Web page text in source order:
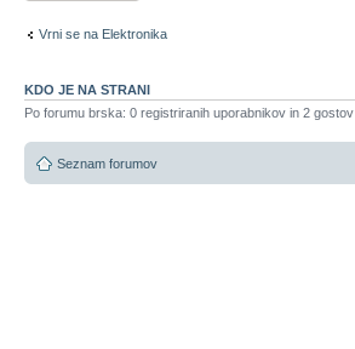
Vrni se na Elektronika
KDO JE NA STRANI
Po forumu brska: 0 registriranih uporabnikov in 2 gostov
Seznam forumov